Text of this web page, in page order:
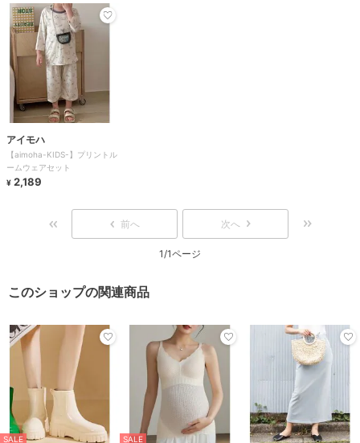
アイモハ
【aimoha-KIDS-】プリントル
ームウェアセット
¥ 2,189
前へ 次へ
1/1ページ
このショップの関連商品
SALE SALE